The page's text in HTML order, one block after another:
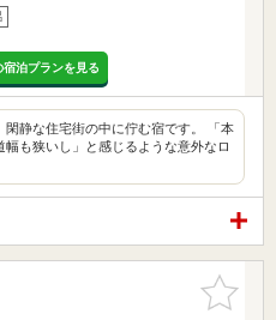
泊プランを見る
閑静な住宅街の中に佇む宿です。 「本
幅も狭いし」と感じるような意外なロ
お気に入
りに追加